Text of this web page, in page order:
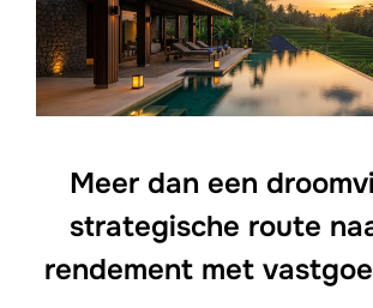
Meer dan een
strategische route
rendement met